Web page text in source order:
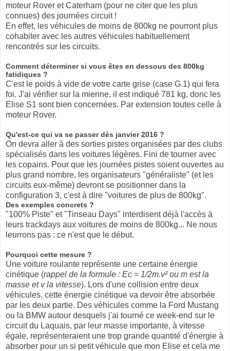
moteur Rover et Caterham (pour ne citer que les plus
connues) des journées circuit !
En effet, les véhicules de moins de 800kg ne pourront plus
cohabiter avec les autres véhicules habituellement
rencontrés sur les circuits.
Comment déterminer si vous êtes en dessous des 800kg
fatidiques ?
C'est le poids à vide de votre carte grise (case G.1) qui fera
foi. J'ai vérifier sur la mienne, il est indiqué 781 kg, donc les
Elise S1 sont bien concernées. Par extension toutes celle à
moteur Rover.
Qu'est-ce qui va se passer dès janvier 2016 ?
On devra aller à des sorties pistes organisées par des clubs
spécialisés dans les voitures légères. Fini de tourner avec
les copains. Pour que les journées pistes soient ouvertes au
plus grand nombre, les organisateurs "généraliste" (et les
circuits eux-même) devront se positionner dans la
configuration 3, c'est à dire "voitures de plus de 800kg".
Des exemples concrets ?
"100% Piste" et "Tinseau Days" interdisent déjà l'accès à
leurs trackdays aux voitures de moins de 800kg... Ne nous
leurrons pas : ce n'est que le début.
Pourquoi cette mesure ?
Une voiture roulante représente une certaine énergie
cinétique (rappel de la formule : Ec = 1/2m.v² ou m est la
masse et v la vitesse). Lors d'une collision entre deux
véhicules, cette énergie cinétique va devoir être absorbée
par les deux partie. Des véhicules comme la Ford Mustang
ou la BMW autour desquels j'ai tourné ce week-end sur le
circuit du Laquais, par leur masse importante, à vitesse
égale, représenteraient une trop grande quantité d'énergie à
absorber pour un si petit véhicule que mon Elise et cela me